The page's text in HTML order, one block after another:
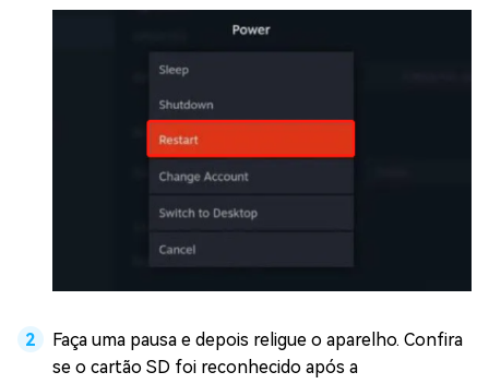
Faça uma pausa e depois religue o aparelho. Confira
se o cartão SD foi reconhecido após a